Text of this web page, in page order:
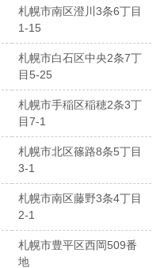
札幌市南区澄川3条6丁目
1-15
札幌市白石区中央2条7丁
目5-25
札幌市手稲区稲穂2条3丁
目7-1
札幌市北区篠路8条5丁目
3-1
札幌市南区藤野3条4丁目
2-1
札幌市豊平区西岡509番
地